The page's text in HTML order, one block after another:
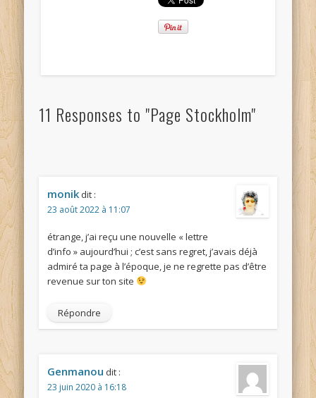
11 Responses to "Page Stockholm"
monik dit :
23 août 2022 à 11:07
étrange, j’ai reçu une nouvelle « lettre
d’info » aujourd’hui ; c’est sans regret, j’avais déjà
admiré ta page à l’époque, je ne regrette pas d’être
revenue sur ton site
Répondre
Genmanou dit :
23 juin 2020 à 16:18